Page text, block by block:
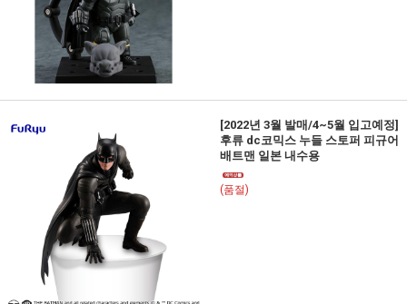
[2022년 3월 발매/4~5월 입고예정]
후류 dc코믹스 누들 스토퍼 피규어
배트맨 일본 내수용
(품절)